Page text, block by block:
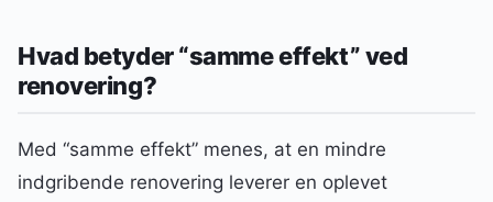
Hvad betyder “samme effekt” ved
renovering?
Med “samme effekt” menes, at en mindre
indgribende renovering leverer en oplevet